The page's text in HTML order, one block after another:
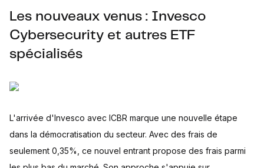
Les nouveaux venus : Invesco
Cybersecurity et autres ETF
spécialisés
L'arrivée d'Invesco avec ICBR marque une nouvelle étape
dans la démocratisation du secteur. Avec des frais de
seulement 0,35%, ce nouvel entrant propose des frais parmi